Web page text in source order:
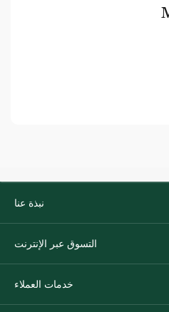
نبذة عنا
التسوق عبر الإنترنت
خدمات العملاء